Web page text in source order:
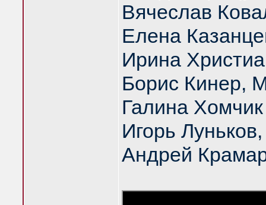
Вячеслав
Елена
Ирина
Борис Кинер,
Галина Хомчик
Игорь
Андрей